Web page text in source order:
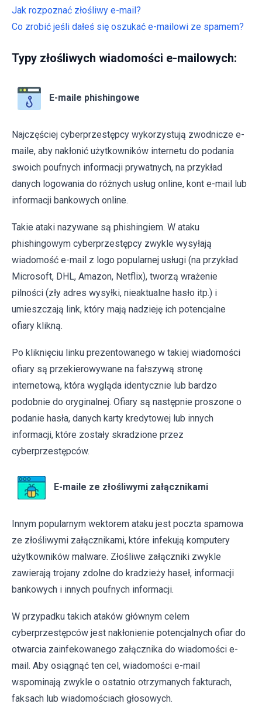
Jak rozpoznać złośliwy e-mail?
Co zrobić jeśli dałeś się oszukać e-mailowi ze spamem?
Typy złośliwych wiadomości e-mailowych:
E-maile phishingowe
Najczęściej cyberprzestępcy wykorzystują zwodnicze e-
maile, aby nakłonić użytkowników internetu do podania
swoich poufnych informacji prywatnych, na przykład
danych logowania do różnych usług online, kont e-mail lub
informacji bankowych online.
Takie ataki nazywane są phishingiem. W ataku
phishingowym cyberprzestępcy zwykle wysyłają
wiadomość e-mail z logo popularnej usługi (na przykład
Microsoft, DHL, Amazon, Netflix), tworzą wrażenie
pilności (zły adres wysyłki, nieaktualne hasło itp.) i
umieszczają link, który mają nadzieję ich potencjalne
ofiary klikną.
Po kliknięciu linku prezentowanego w takiej wiadomości
ofiary są przekierowywane na fałszywą stronę
internetową, która wygląda identycznie lub bardzo
podobnie do oryginalnej. Ofiary są następnie proszone o
podanie hasła, danych karty kredytowej lub innych
informacji, które zostały skradzione przez
cyberprzestępców.
E-maile ze złośliwymi załącznikami
Innym popularnym wektorem ataku jest poczta spamowa
ze złośliwymi załącznikami, które infekują komputery
użytkowników malware. Złośliwe załączniki zwykle
zawierają trojany zdolne do kradzieży haseł, informacji
bankowych i innych poufnych informacji.
W przypadku takich ataków głównym celem
cyberprzestępców jest nakłonienie potencjalnych ofiar do
otwarcia zainfekowanego załącznika do wiadomości e-
mail. Aby osiągnąć ten cel, wiadomości e-mail
wspominają zwykle o ostatnio otrzymanych fakturach,
faksach lub wiadomościach głosowych.